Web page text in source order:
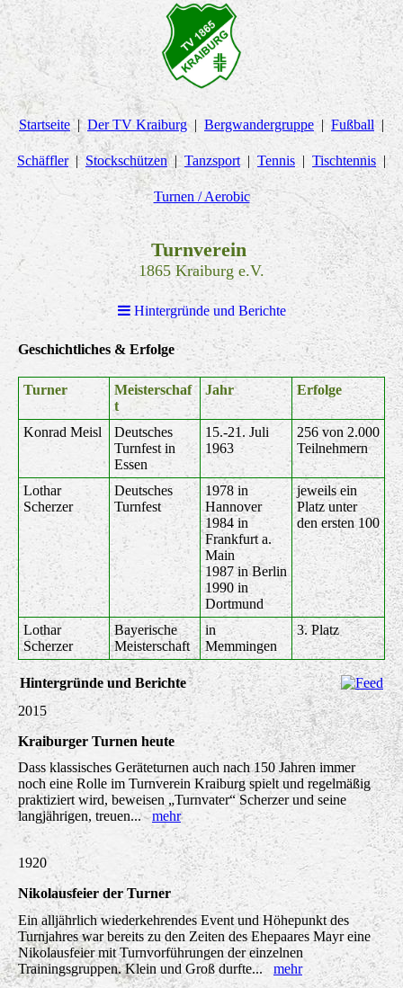
Startseite Der TV Kraiburg Bergwandergruppe Fußball
Schäffler Stockschützen Tanzsport Tennis Tischtennis
Turnen / Aerobic
Turnverein
1865 Kraiburg e.V.
Hintergründe und Berichte
Geschichtliches & Erfolge
Turner
Meisterschaf
t
Jahr Erfolge
Konrad Meisl
Deutsches
Turnfest in
Essen
15.-21. Juli
1963
256 von 2.000
Teilnehmern
Lothar
Scherzer
Deutsches
Turnfest
1978 in
Hannover
1984 in
Frankfurt a.
Main
1987 in Berlin
1990 in
Dortmund
jeweils ein
Platz unter
den ersten 100
Lothar
Scherzer
Bayerische
Meisterschaft
in
Memmingen
3. Platz
Hintergründe und Berichte
2015
Kraiburger Turnen heute
Dass klassisches Geräteturnen auch nach 150 Jahren immer
noch eine Rolle im Turnverein Kraiburg spielt und regelmäßig
praktiziert wird, beweisen „Turnvater“ Scherzer und seine
langjährigen, treuen...mehr
1920
Nikolausfeier der Turner
Ein alljährlich wiederkehrendes Event und Höhepunkt des
Turnjahres war bereits zu den Zeiten des Ehepaares Mayr eine
Nikolausfeier mit Turnvorführungen der einzelnen
Trainingsgruppen. Klein und Groß durfte... mehr